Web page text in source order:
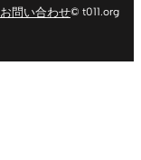
お問い合わせ© t011.org